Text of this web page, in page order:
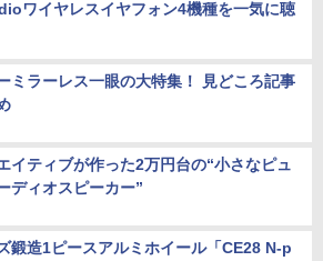
ワイヤレスイヤフォン4機種を一気に聴
ミラーレス一眼の大特集！ 見どころ記事
イティブが作った2万円台の“小さなピュ
ディオスピーカー”
鍛造1ピースアルミホイール「CE28 N-p